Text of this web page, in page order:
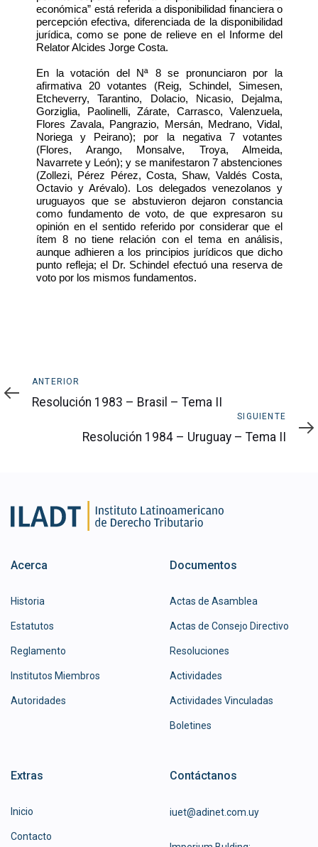
económica” está referida a disponibilidad financiera o
percepción efectiva, diferenciada de la disponibilidad
jurídica, como se pone de relieve en el Informe del
Relator Alcides Jorge Costa.
En la votación del Nª 8 se pronunciaron por la
afirmativa 20 votantes (Reig, Schindel, Simesen,
Etcheverry, Tarantino, Dolacio, Nicasio, Dejalma,
Gorziglia, Paolinelli, Zárate, Carrasco, Valenzuela,
Flores Zavala, Pangrazio, Mersán, Medrano, Vidal,
Noriega y Peirano); por la negativa 7 votantes
(Flores, Arango, Monsalve, Troya, Almeida,
Navarrete y León); y se manifestaron 7 abstenciones
(Zollezi, Pérez Pérez, Costa, Shaw, Valdés Costa,
Octavio y Arévalo). Los delegados venezolanos y
uruguayos que se abstuvieron dejaron constancia
como fundamento de voto, de que expresaron su
opinión en el sentido referido por considerar que el
ítem 8 no tiene relación con el tema en análisis,
aunque adhieren a los principios jurídicos que dicho
punto refleja; el Dr. Schindel efectuó una reserva de
voto por los mismos fundamentos.
Anterior
ANTERIOR
Resolución 1983 – Brasil – Tema II
SIGUIENTE
Resolución 1984 – Uruguay – Tema II
Acerca
Historia
Estatutos
Reglamento
Institutos Miembros
Autoridades
Documentos
Actas de Asamblea
Actas de Consejo Directivo
Resoluciones
Actividades
Actividades Vinculadas
Boletines
Extras
Inicio
Contacto
Contáctanos
iuet@adinet.com.uy